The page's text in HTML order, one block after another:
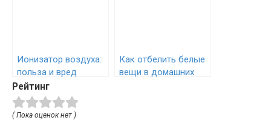
Ионизатор воздуха:
польза и вред
Как отбелить белые
вещи в домашних
Рейтинг
( Пока оценок нет )